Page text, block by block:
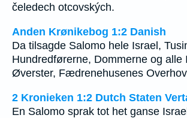
čeledech otcovských.
Anden Krønikebog 1:2 Danish
Da tilsagde Salomo hele Israel,
Hundredførerne, Dommerne og alle
Øverster, Fædrenehusenes
2 Kronieken 1:2 Dutch Staten
En Salomo sprak tot het ganse